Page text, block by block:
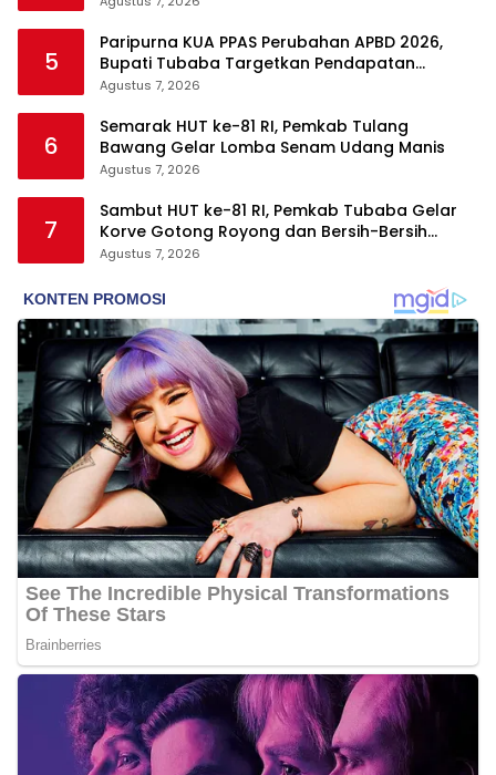
5
Paripurna KUA PPAS Perubahan APBD 2026,
Bupati Tubaba Targetkan Pendapatan
Daerah Rp820,3 Miliar
Agustus 7, 2026
6
Semarak HUT ke-81 RI, Pemkab Tulang
Bawang Gelar Lomba Senam Udang Manis
Agustus 7, 2026
7
Sambut HUT ke-81 RI, Pemkab Tubaba Gelar
Korve Gotong Royong dan Bersih-Bersih
Serentak
Agustus 7, 2026